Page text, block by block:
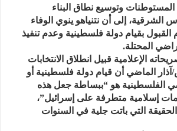
وتوسيع نطاق البناء
الشرقية، إلى أن نتنياهو ينوي الوفاء
القبول بقيام دولة فلسطينية وعدم تنفيذ
المحتلة.
الإعلامية قبيل انطلاق الانتخابات
آذار الماضي أن قيام دولة فلسطينية أو
الفلسطينية هو “ببساطة جعل هذه
إسلامية متطرفة على إسرائيل”،
التي باتت جلية في السنوات